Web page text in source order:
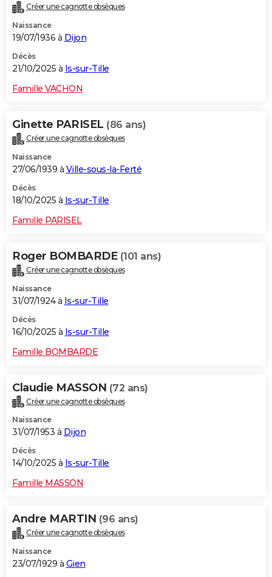
Créer une cagnotte obsèques
Naissance
19/07/1936 à Dijon
Décès
21/10/2025 à Is-sur-Tille
Famille VACHON
Ginette PARISEL (86 ans)
Créer une cagnotte obsèques
Naissance
27/06/1939 à Ville-sous-la-Ferté
Décès
18/10/2025 à Is-sur-Tille
Famille PARISEL
Roger BOMBARDE (101 ans)
Créer une cagnotte obsèques
Naissance
31/07/1924 à Is-sur-Tille
Décès
16/10/2025 à Is-sur-Tille
Famille BOMBARDE
Claudie MASSON (72 ans)
Créer une cagnotte obsèques
Naissance
31/07/1953 à Dijon
Décès
14/10/2025 à Is-sur-Tille
Famille MASSON
Andre MARTIN (96 ans)
Créer une cagnotte obsèques
Naissance
23/07/1929 à Gien